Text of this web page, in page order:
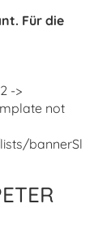
Für die
->
not
bannerSl